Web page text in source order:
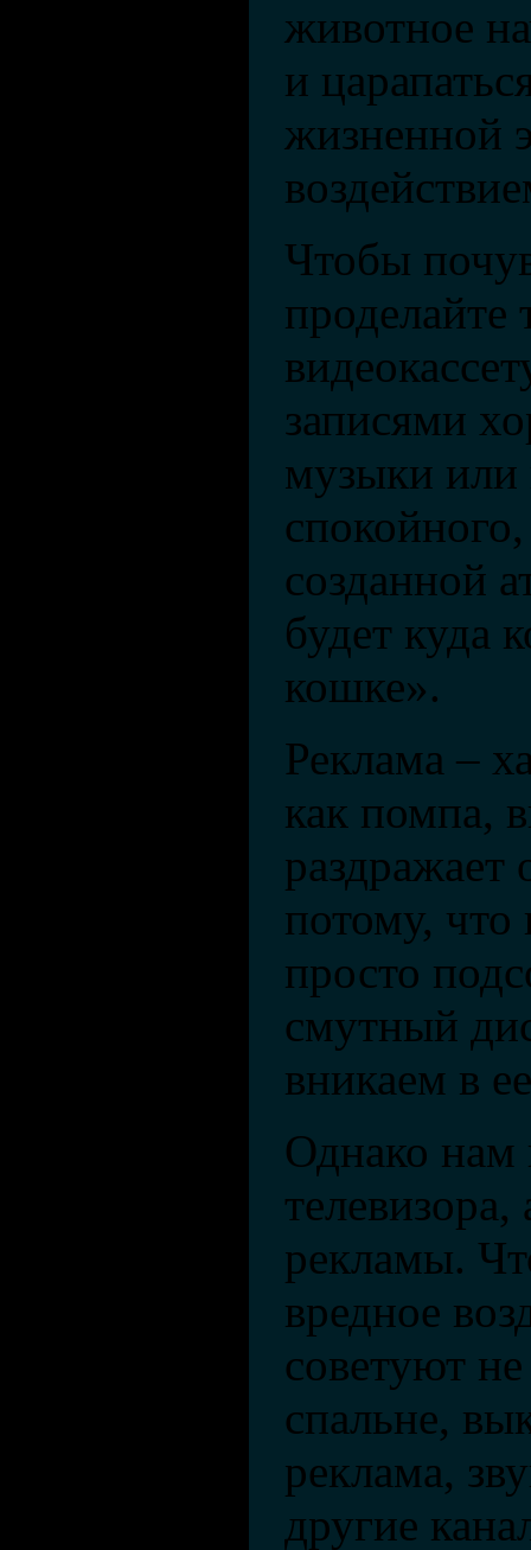
животное
и
жизненной
Чтобы
проделайте
записями
музыки или
созданной
будет куда
кошке».
Реклама –
как помпа,
раздражает
потому,
просто
смутный
вникаем в
Однако нам
рекламы.
вредное
советуют
спальне,
реклама,
другие